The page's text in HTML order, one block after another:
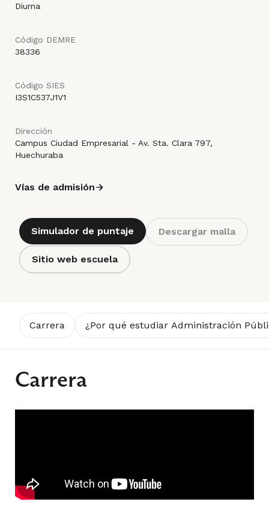
Diurna
Código DEMRE
38336
Código SIES
I3S1C537J1V1
Dirección
Campus Ciudad Empresarial - Av. Sta. Clara 797,
Huechuraba
Vías de admisión
Simulador de puntaje Descargar malla
Sitio web escuela
Carrera ¿Por qué estudiar Administración
Carrera